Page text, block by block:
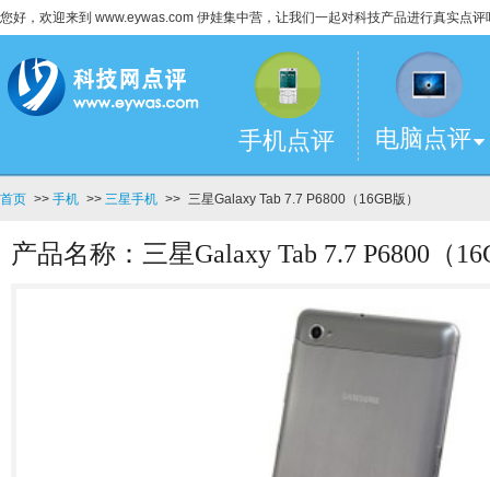
您好，欢迎来到 www.eywas.com 伊娃集中营，让我们一起对科技产品进行真实点评
手机点评 电脑点评
首页 >> 手机 >> 三星手机 >> 三星Galaxy Tab 7.7 P6800（16GB版）
产品名称：三星Galaxy Tab 7.7 P6800（